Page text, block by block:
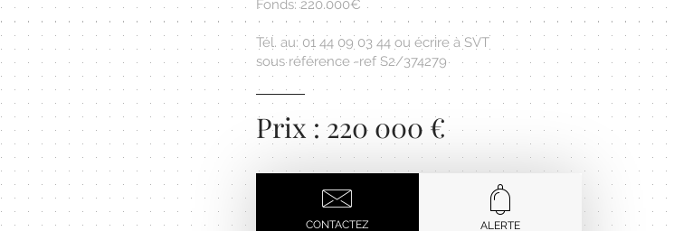
Fonds: 220.000€
Tél. au: 01 44 09 03 44 ou écrire à SVT
sous référence -ref S2/374279
Prix : 220 000 €
CONTACTEZ
ALERTE